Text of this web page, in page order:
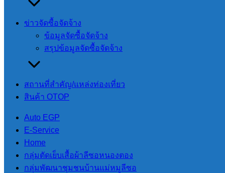
ข่าวจัดซื้อจัดจ้าง
ข้อมูลจัดซื้อจัดจ้าง
สรุปข้อมูลจัดซื้อจัดจ้าง
สถานที่สําคัญ/แหล่งท่องเที่ยว
สินค้า OTOP
Auto EGP
E-Service
Home
กลุ่มตัดเย็บเสื้อผ้าลีซอหนองตอง
กลุ่มพัฒนาชุมชนบ้านแม่หมูลีซอ
ประกาศองค์การ
บริหารส่วนตำบล
สบป่อง
ข่าวประชาสัมพันธ์
Screenshot
Screenshot